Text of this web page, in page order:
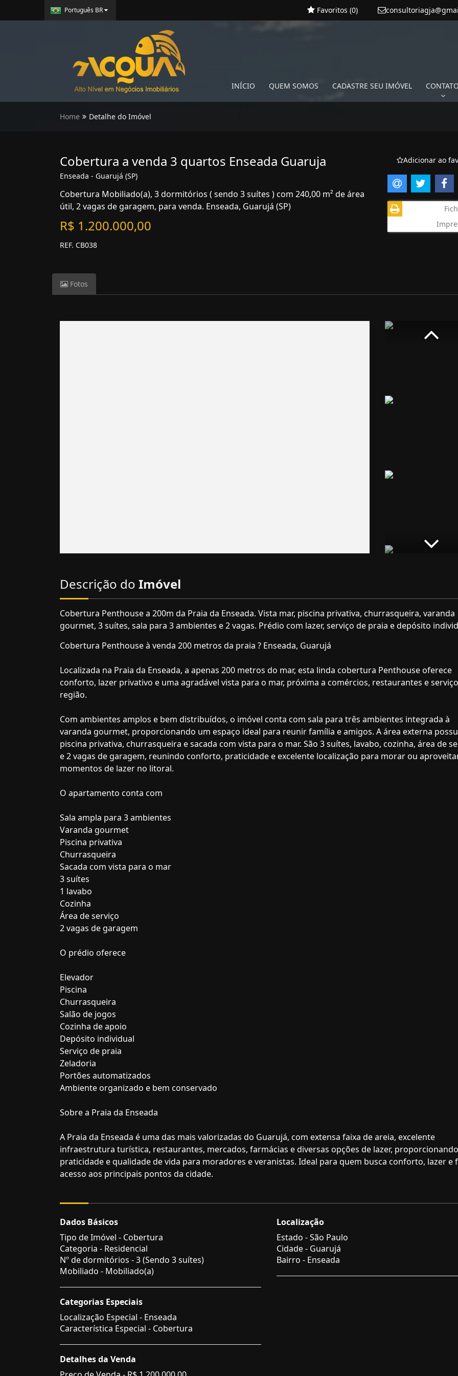
Português BR Favoritos (0)
INÍCIO QUEM SOMOS CADASTRE SEU IMÓVEL CONTATO
Home Detalhe do Imóvel
Cobertura a venda 3 quartos Enseada Guaruja
Enseada - Guarujá (SP)
Cobertura Mobiliado(a), 3 dormitórios ( sendo 3 suítes ) com 240,00 m² de área
útil, 2 vagas de garagem, para venda. Enseada, Guarujá (SP)
R$ 1.200.000,00
REF. CB038
Adicionar ao
Fotos
Descrição do Imóvel
Cobertura Penthouse a 200m da Praia da Enseada. Vista mar, piscina privativa, churrasqueira, varanda
gourmet, 3 suítes, sala para 3 ambientes e 2 vagas. Prédio com lazer, serviço de praia e depósito
Cobertura Penthouse à venda 200 metros da praia ? Enseada, Guarujá
Localizada na Praia da Enseada, a apenas 200 metros do mar, esta linda cobertura Penthouse oferece
conforto, lazer privativo e uma agradável vista para o mar, próxima a comércios, restaurantes e
região.
Com ambientes amplos e bem distribuídos, o imóvel conta com sala para três ambientes integrada à
varanda gourmet, proporcionando um espaço ideal para reunir família e amigos. A área externa
piscina privativa, churrasqueira e sacada com vista para o mar. São 3 suítes, lavabo, cozinha, área de
e 2 vagas de garagem, reunindo conforto, praticidade e excelente localização para morar ou
momentos de lazer no litoral.
O apartamento conta com
Sala ampla para 3 ambientes
Varanda gourmet
Piscina privativa
Churrasqueira
Sacada com vista para o mar
3 suítes
1 lavabo
Cozinha
Área de serviço
2 vagas de garagem
O prédio oferece
Elevador
Piscina
Churrasqueira
Salão de jogos
Cozinha de apoio
Depósito individual
Serviço de praia
Zeladoria
Portões automatizados
Ambiente organizado e bem conservado
Sobre a Praia da Enseada
A Praia da Enseada é uma das mais valorizadas do Guarujá, com extensa faixa de areia, excelente
infraestrutura turística, restaurantes, mercados, farmácias e diversas opções de lazer, proporcionando
praticidade e qualidade de vida para moradores e veranistas. Ideal para quem busca conforto, lazer e
acesso aos principais pontos da cidade.
Dados Básicos
Tipo de Imóvel - Cobertura
Categoria - Residencial
Nº de dormitórios - 3 (Sendo 3 suítes)
Mobiliado - Mobiliado(a)
Categorias Especiais
Localização Especial - Enseada
Característica Especial - Cobertura
Detalhes da Venda
Localização
Estado -São Paulo
Cidade - Guarujá
Bairro - Enseada